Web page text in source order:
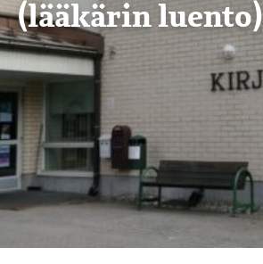
(lääkärin luento)